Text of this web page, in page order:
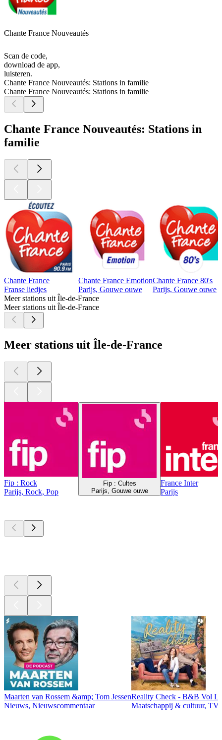
Chante France Nouveautés
Scan de code,
download de app,
luisteren.
Chante France Nouveautés: Stations in familie
Chante France Nouveautés: Stations in familie
Chante France Nouveautés: Stations in
familie
Chante France
Franse liedjes
Chante France Emotion
Parijs, Gouwe ouwe
Chante France 80's
Parijs, Gouwe ouwe
Meer stations uit Île-de-France
Meer stations uit Île-de-France
Meer stations uit Île-de-France
Fip : Rock
Parijs, Rock, Pop
Fip : Cultes
Parijs, Gouwe ouwe
France Inter
Parijs
Maarten van Rossem &amp; Tom Jessen
Nieuws, Nieuwscommentaar
Reality Check - B&B Vol
Maatschappij & cultuur,